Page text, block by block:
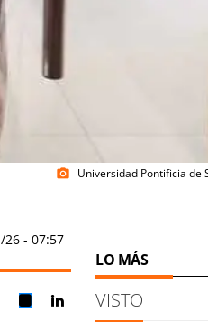
photo_camera Universidad Pontificia de
26 - 07:57
LO MÁS
VISTO